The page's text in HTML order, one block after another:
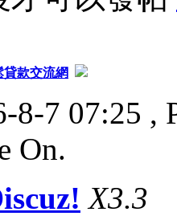
貸款交流網
8-7 07:25 ,
On.
X3.3